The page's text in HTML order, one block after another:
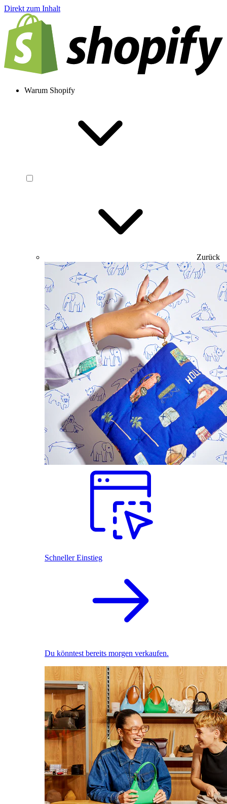
Direkt zum Inhalt
Warum Shopify
Zurück
Schneller Einstieg
Du könntest bereits morgen verkaufen.